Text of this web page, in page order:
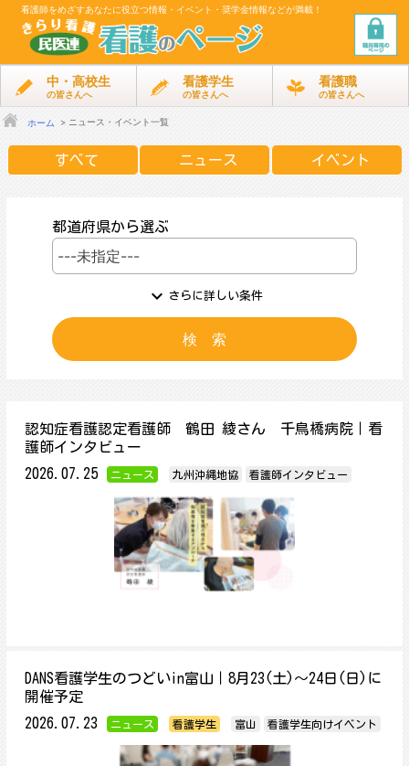
看護師をめざすあなたに役立つ情報・イベント・奨学金情報などが満載！
中・高校生
の皆さんへ
看護学生
の皆さんへ
看護職
の皆さんへ
ホーム ニュース・イベント一覧
すべて ニュース イベント
都道府県から選ぶ
expand_more さらに詳しい条件
認知症看護認定看護師 鶴田 綾さん 千鳥橋病院｜看
護師インタビュー
2026.07.25
ニュース 九州沖縄地協 看護師インタビュー
DANS看護学生のつどいin富山｜8月23(土)～24日(日)に
開催予定
2026.07.23
ニュース 看護学生 富山 看護学生向けイベント